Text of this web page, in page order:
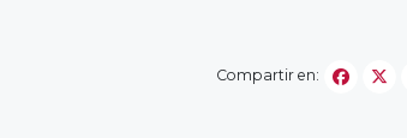
Compartir en: